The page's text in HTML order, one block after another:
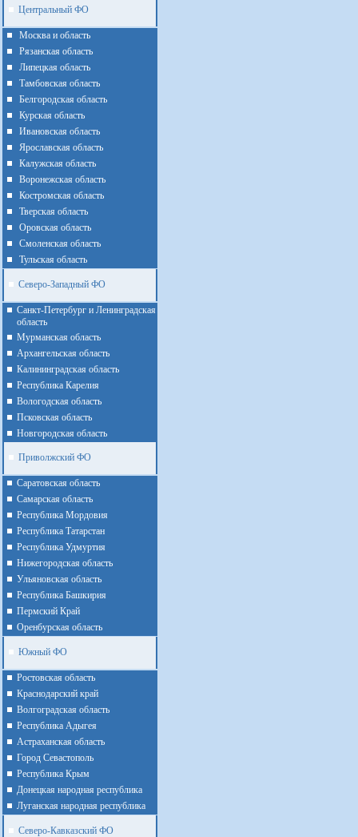
Центральный ФО
Москва и область
Рязанская область
Липецкая область
Тамбовская область
Белгородская область
Курская область
Ивановская область
Ярославская область
Калужская область
Воронежская область
Костромская область
Тверская область
Оровская область
Смоленская область
Тульская область
Северо-Западный ФО
Санкт-Петербург и Ленинградская
область
Мурманская область
Архангельская область
Калининградская область
Республика Карелия
Вологодская область
Псковская область
Новгородская область
Приволжский ФО
Cаратовская область
Cамарская область
Республика Мордовия
Республика Татарстан
Республика Удмуртия
Нижегородская область
Ульяновская область
Республика Башкирия
Пермский Край
Оренбурская область
Южный ФО
Ростовская область
Краснодарский край
Волгоградская область
Республика Адыгея
Астраханская область
Город Севастополь
Республика Крым
Донецкая народная республика
Луганская народная республика
Северо-Кавказский ФО